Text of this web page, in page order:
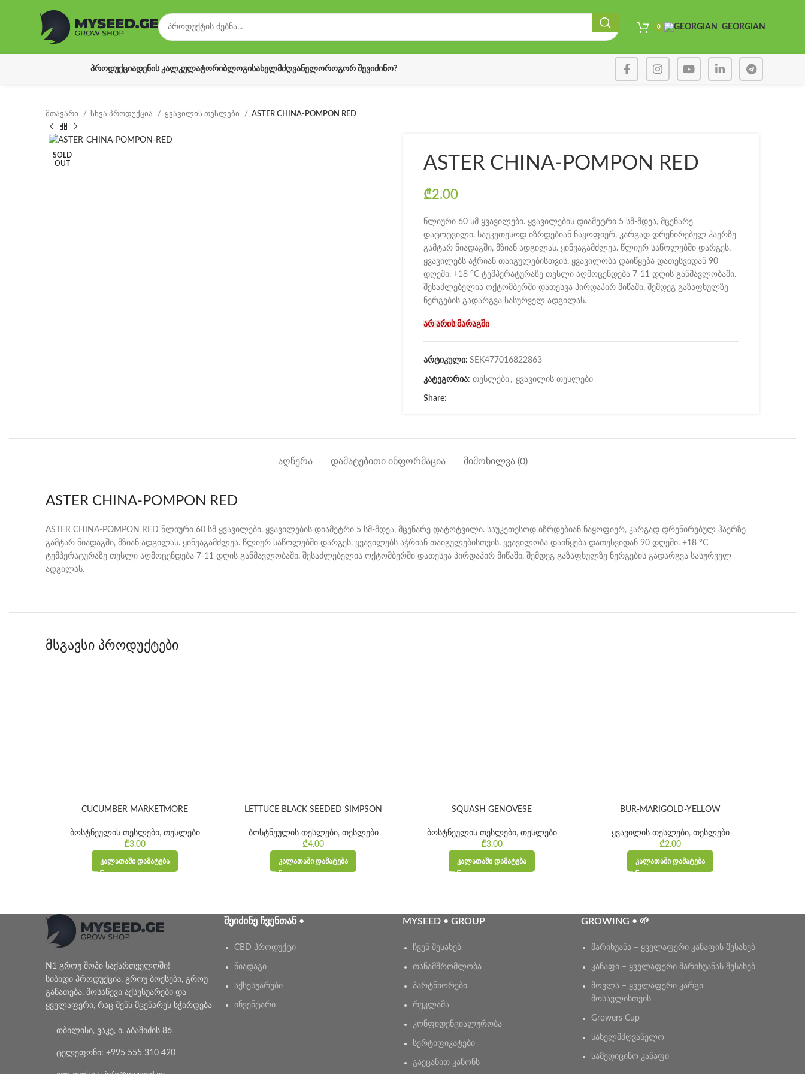
0 GEORGIAN
ᲞᲠᲝᲓᲣᲥᲪᲘᲐᲓᲔᲜᲘᲡ ᲙᲐᲚᲙᲣᲚᲐᲢᲝᲠᲘᲑᲚᲝᲒᲘᲡᲐᲮᲔᲚᲛᲫᲦᲕᲐᲜᲔᲚᲝᲠᲝᲒᲝᲠ ᲨᲔᲕᲘᲫᲘᲜᲝ?
მთავარი სხვა პროდუქცია ყვავილის თესლები ASTER CHINA-POMPON RED
SOLD
OUT
ASTER CHINA-POMPON RED
₾2.00
წლიური 60 სმ ყვავილები. ყვავილების დიამეტრი 5 სმ-მდეა, მცენარე
დატოტვილი. საუკეთესოდ იზრდებიან ნაყოფიერ, კარგად დრენირებულ ჰაერზე
გამტარ ნიადაგში, მზიან ადგილას. ყინვაგამძლეა. წლიურ საწოლებში დარგეს,
ყვავილებს აჭრიან თაიგულებისთვის. ყვავილობა დაიწყება დათესვიდან 90
დღეში. +18 °C ტემპერატურაზე თესლი აღმოცენდება 7-11 დღის განმავლობაში.
შესაძლებელია ოქტომბერში დათესვა პირდაპირ მიწაში, შემდეგ გაზაფხულზე
ნერგების გადარგვა სასურველ ადგილას.
არ არის მარაგში
არტიკული: SEK477016822863
კატეგორია: თესლები , ყვავილის თესლები
Share:
ᲐᲦᲬᲔᲠᲐ ᲓᲐᲛᲐᲢᲔᲑᲘᲗᲘ ᲘᲜᲤᲝᲠᲛᲐᲪᲘᲐ ᲛᲘᲛᲝᲮᲘᲚᲕᲐ (0)
ASTER CHINA-POMPON RED
ASTER CHINA-POMPON RED წლიური 60 სმ ყვავილები. ყვავილების დიამეტრი 5 სმ-მდეა, მცენარე დატოტვილი. საუკეთესოდ იზრდებიან ნაყოფიერ, კარგად დრენირებულ ჰაერზე
გამტარ ნიადაგში, მზიან ადგილას. ყინვაგამძლეა. წლიურ საწოლებში დარგეს, ყვავილებს აჭრიან თაიგულებისთვის. ყვავილობა დაიწყება დათესვიდან 90 დღეში. +18 °C
ტემპერატურაზე თესლი აღმოცენდება 7-11 დღის განმავლობაში. შესაძლებელია ოქტომბერში დათესვა პირდაპირ მიწაში, შემდეგ გაზაფხულზე ნერგების გადარგვა სასურველ
ადგილას.
მსგავსი პროდუქტები
CUCUMBER MARKETMORE
ბოსტნეულის თესლები, თესლები
₾3.00
ᲙᲐᲚᲐᲗᲐᲨᲘ ᲓᲐᲛᲐᲢᲔᲑᲐ
LETTUCE BLACK SEEDED SIMPSON
ბოსტნეულის თესლები, თესლები
₾4.00
ᲙᲐᲚᲐᲗᲐᲨᲘ ᲓᲐᲛᲐᲢᲔᲑᲐ
SQUASH GENOVESE
ბოსტნეულის თესლები, თესლები
₾3.00
ᲙᲐᲚᲐᲗᲐᲨᲘ ᲓᲐᲛᲐᲢᲔᲑᲐ
BUR-MARIGOLD-YELLOW
ყვავილის თესლები, თესლები
₾2.00
ᲙᲐᲚᲐᲗᲐᲨᲘ ᲓᲐᲛᲐᲢᲔᲑᲐ
N1 გროუ შოპი საქართველოში!
სიბიდი პროდუქცია, გროუ ბოქსები, გროუ
განათება, მოსაწევი აქსესუარები და
ყველაფერი, რაც შენს მცენარეს სჭირდება
თბილისი, ვაკე, ი. აბაშიძის 86
ტელეფონი: +995 555 310 420
ᲨᲔᲘᲫᲘᲜᲔ ᲩᲕᲔᲜᲗᲐᲜ •
CBD პროდუქტი
ნიადაგი
აქსესუარები
ინვენტარი
MYSEED • GROUP
ჩვენ შესახებ
თანამშრომლობა
პარტნიორები
რეკლამა
კონფიდენციალურობა
სერტიფიკატები
გაეცანით კანონს
GROWING • 🌱
მარიხუანა – ყველაფერი კანაფის შესახებ
კანაფი – ყველაფერი მარიხუანას შესახებ
მოვლა – ყველაფერი კარგი
მოსავლისთვის
Growers Cup
სახელმძღვანელო
სამედიცინო კანაფი